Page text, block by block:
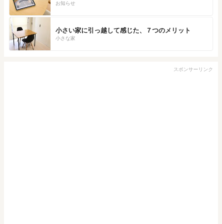
お知らせ
小さい家に引っ越して感じた、７つのメリット
小さな家
スポンサーリンク